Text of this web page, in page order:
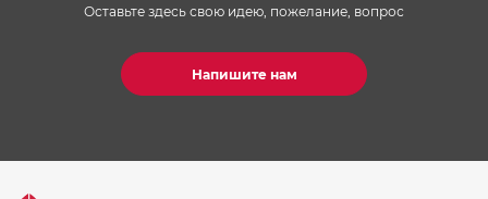
Оставьте здесь свою идею, пожелание, вопрос
Напишите нам